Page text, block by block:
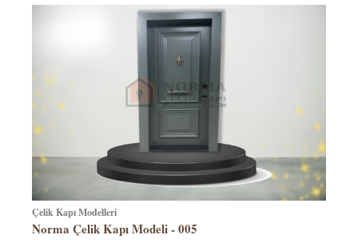
Çelik Kapı Modelleri
Norma Çelik Kapı Modeli - 005